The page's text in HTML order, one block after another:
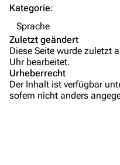
Löschantrag
Vandalismus
Kategorie:
Sprache
Zuletzt geändert
Diese Seite wurde zuletzt
Uhr bearbeitet.
Urheberrecht
Der Inhalt ist verfügbar
sofern nicht anders